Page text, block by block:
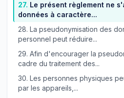
27. Le présent règlement ne
données à caractère...
28. La pseudonymisation des
personnel peut réduire...
29. Afin d'encourager la
cadre du traitement des...
30. Les personnes physiques
par les appareils,...